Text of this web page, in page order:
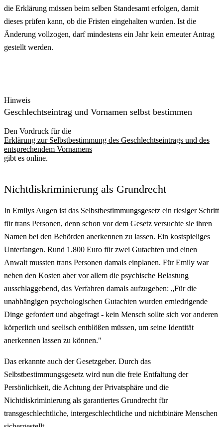
die Erklärung müssen beim selben Standesamt erfolgen, damit
dieses prüfen kann, ob die Fristen eingehalten wurden. Ist die
Änderung vollzogen, darf mindestens ein Jahr kein erneuter Antrag
gestellt werden.
Hinweis
Geschlechtseintrag und Vornamen selbst bestimmen
Den Vordruck für die
Erklärung zur Selbstbestimmung des Geschlechtseintrags und des
entsprechendem Vornamens
gibt es online.
Nichtdiskriminierung als Grundrecht
In Emilys Augen ist das Selbstbestimmungsgesetz ein riesiger Schritt
für trans Personen, denn schon vor dem Gesetz versuchte sie ihren
Namen bei den Behörden anerkennen zu lassen. Ein kostspieliges
Unterfangen. Rund 1.800 Euro für zwei Gutachten und einen
Anwalt mussten trans Personen damals einplanen. Für Emily war
neben den Kosten aber vor allem die psychische Belastung
ausschlaggebend, das Verfahren damals aufzugeben: „Für die
unabhängigen psychologischen Gutachten wurden erniedrigende
Dinge gefordert und abgefragt - kein Mensch sollte sich vor anderen
körperlich und seelisch entblößen müssen, um seine Identität
anerkennen lassen zu können."
Das erkannte auch der Gesetzgeber. Durch das
Selbstbestimmungsgesetz wird nun die freie Entfaltung der
Persönlichkeit, die Achtung der Privatsphäre und die
Nichtdiskriminierung als garantiertes Grundrecht für
transgeschlechtliche, intergeschlechtliche und nichtbinäre Menschen